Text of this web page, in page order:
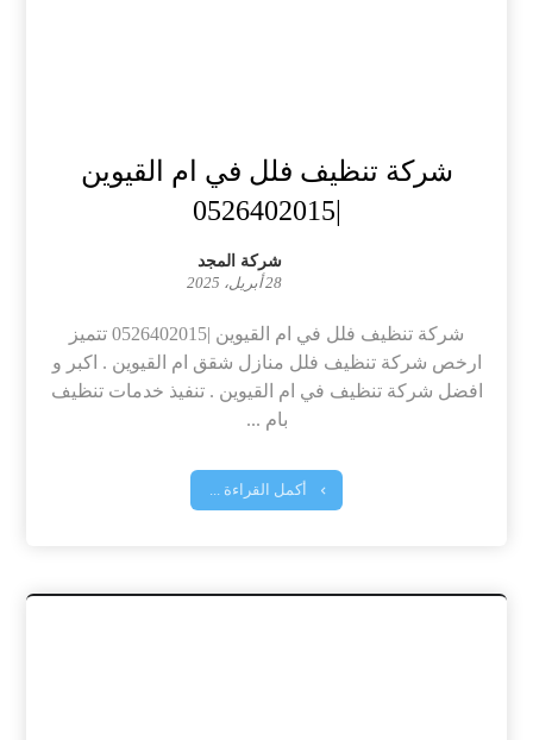
شركة تنظيف فلل في ام القيوين
شركة المجد
28 أبريل، 2025
شركة تنظيف فلل في ام القيوين |0526402015 تتميز
ارخص شركة تنظيف فلل منازل شقق ام القيوين . اكبر و
افضل شركة تنظيف في ام القيوين . تنفيذ خدمات تنظيف
بام ...
أكمل القراءة ...